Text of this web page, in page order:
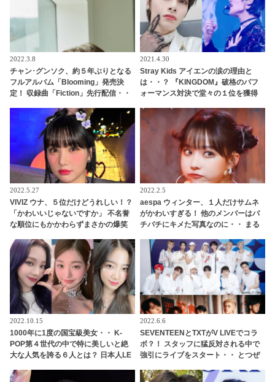
2022.3.8
チャン･グンソク、約５年ぶりとなる
フルアルバム「Blooming」発売決
定！ 収録曲「Fiction」先行配信・・
2021.4.30
Stray Kids アイエンの涙の理由と
は・・？ 『KINGDOM』破格のパフ
ォーマンス対決で堂々の１位を獲得
2022.5.27
VIVIZ ウナ、５位だけどうれしい！？
「かわいいじゃないですか」 不名誉
な順位にもかかわらずまさかの爆笑
らしさ全開でスタジオの空気を和ま
せる
2022.2.5
aespa ウィンター、１人だけサムネ
がかわいすぎる！ 他のメンバーはバ
チバチにキメた写真なのに・・ まる
ジュアルに思わず再生する人続出
2022.10.15
1000年に1度の国宝級美女・・ K-
POP第４世代の中で特に美しいと絶
大な人気を誇る６人とは？ 日本人LE
2022.6.6
SEVENTEENとTXTがV LIVEでコラ
ボ？！ スタッフに猛反対される中で
強引にライブをスタート・・ とつぜ
トのファンが大興奮